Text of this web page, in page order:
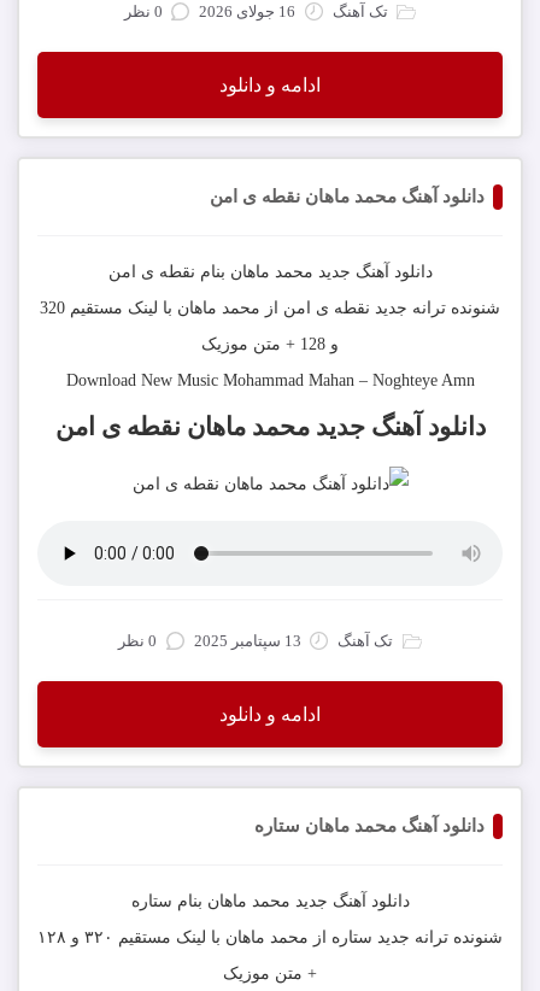
تک آهنگ 16 جولای 2026 0 نظر
ادامه و دانلود
دانلود آهنگ محمد ماهان نقطه ی امن
دانلود آهنگ جديد محمد ماهان بنام نقطه ی امن
شنونده ترانه جدید نقطه ی امن از محمد ماهان
با لینک مستقیم 320
و 128 + متن موزیک
Download New Music Mohammad Mahan – Noghteye Amn
دانلود آهنگ جدید محمد ماهان نقطه ی امن
تک آهنگ 13 سپتامبر 2025 0 نظر
ادامه و دانلود
دانلود آهنگ محمد ماهان ستاره
دانلود آهنگ جدید محمد ماهان بنام ستاره
شنونده ترانه جدید ستاره از محمد ماهان
با لینک مستقیم ۳۲۰ و ۱۲۸
+ متن موزیک